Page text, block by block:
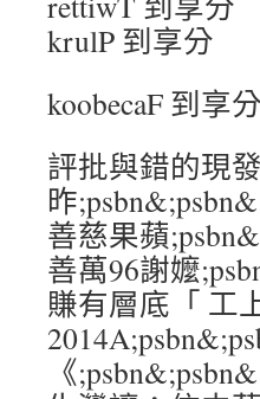
krulP 到享分
koobecaF 到享分
評批與錯的現
昨
善慈果蘋
善萬96謝嬤
賺有層底「 工
《